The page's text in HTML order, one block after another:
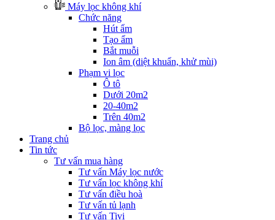
Máy lọc không khí
Chức năng
Hút ẩm
Tạo ẩm
Bắt muỗi
Ion âm (diệt khuẩn, khử mùi)
Phạm vi lọc
Ô tô
Dưới 20m2
20-40m2
Trên 40m2
Bộ lọc, màng lọc
Trang chủ
Tin tức
Tư vấn mua hàng
Tư vấn Máy lọc nước
Tư vấn lọc không khí
Tư vấn điều hoà
Tư vấn tủ lạnh
Tư vấn Tivi